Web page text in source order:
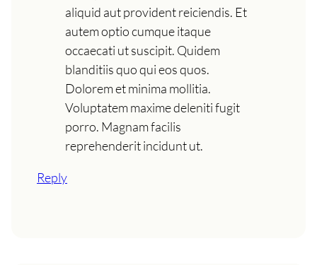
aliquid aut provident reiciendis. Et
autem optio cumque itaque
occaecati ut suscipit. Quidem
blanditiis quo qui eos quos.
Dolorem et minima mollitia.
Voluptatem maxime deleniti fugit
porro. Magnam facilis
reprehenderit incidunt ut.
Reply